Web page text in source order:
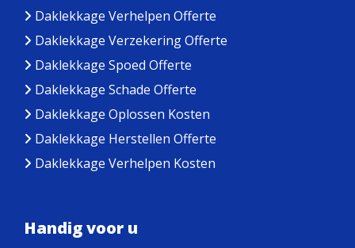
Daklekkage Verhelpen Offerte
Daklekkage Verzekering Offerte
Daklekkage Spoed Offerte
Daklekkage Schade Offerte
Daklekkage Oplossen Kosten
Daklekkage Herstellen Offerte
Daklekkage Verhelpen Kosten
Handig voor u